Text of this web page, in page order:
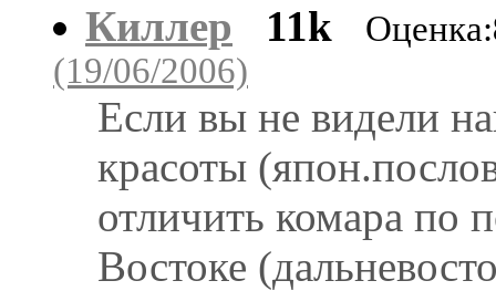
Киллер
11k Оценка:
(19/06/2006)
Если вы не видели
красоты
отличить комара по
Востоке